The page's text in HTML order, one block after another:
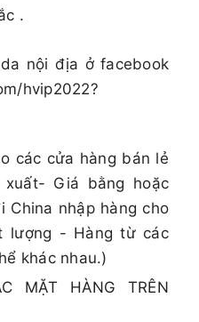
.
nội địa ở facebook
hvip2022?
các cửa hàng bán lẻ
Giá bằng hoặc
China nhập hàng cho
lượng - Hàng từ các
khác nhau.)
HÀNG TRÊN